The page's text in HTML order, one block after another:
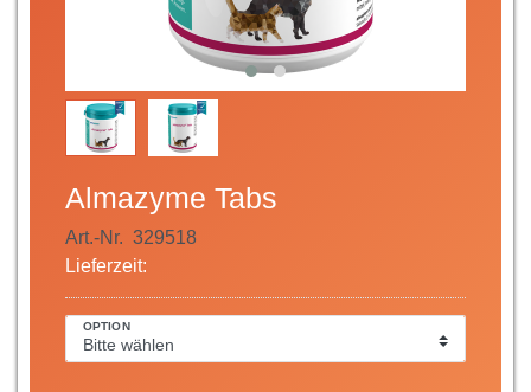
Almazyme Tabs
Art.-Nr. 329518
Lieferzeit:
OPTION